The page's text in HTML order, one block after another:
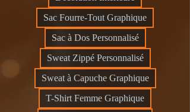
Sac Fourre-Tout Graphique
Sac à Dos Personnalisé
Sweat Zippé Personnalisé
Sweat à Capuche Graphique
T-Shirt Femme Graphique